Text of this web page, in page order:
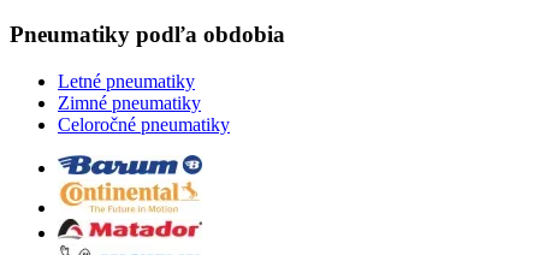
Pneumatiky podľa obdobia
Letné pneumatiky
Zimné pneumatiky
Celoročné pneumatiky